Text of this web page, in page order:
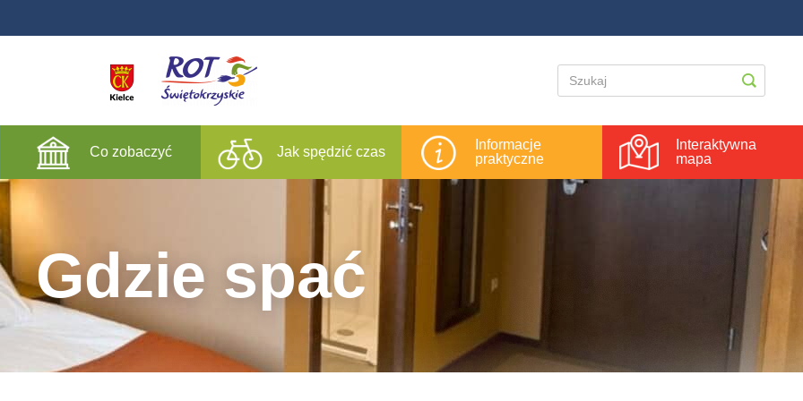
Co zobaczyć Jak spędzić czas
Informacje
praktyczne
Interaktywna
mapa
Gdzie spać